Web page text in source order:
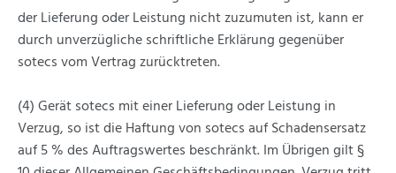
der Lieferung oder Leistung nicht zuzumuten ist, kann er
durch unverzügliche schriftliche Erklärung gegenüber
sotecs vom Vertrag zurücktreten.
(4) Gerät sotecs mit einer Lieferung oder Leistung in
Verzug, so ist die Haftung von sotecs auf Schadensersatz
auf 5 % des Auftragswertes beschränkt. Im Übrigen gilt §